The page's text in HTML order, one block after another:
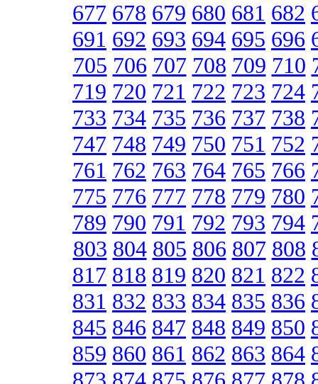
677 678 679 680 681 682
691 692 693 694 695 696
705 706 707 708 709 710
719 720 721 722 723 724
733 734 735 736 737 738
747 748 749 750 751 752
761 762 763 764 765 766
775 776 777 778 779 780
789 790 791 792 793 794
803 804 805 806 807 808
817 818 819 820 821 822
831 832 833 834 835 836
845 846 847 848 849 850
859 860 861 862 863 864